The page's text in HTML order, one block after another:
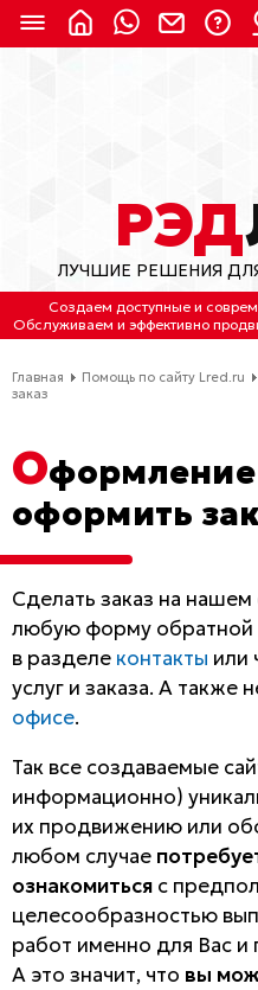
(4212)
(4212)
Отдельный
Все
РЭД
ЛУЧШИЕ РЕШЕНИЯ
Создаем доступные и
Обслуживаем и эффективно
Главная Помощь по сайту Lred.ru
заказ
Оформление
оформить
Сделать заказ на
любую форму обратной
в разделе контакты или
услуг и заказа. А также
офисе.
Так все создаваемые
информационно)
их продвижению или
любом случае
ознакомиться с
целесообразностью
работ именно для Вас и
А это значит, что вы